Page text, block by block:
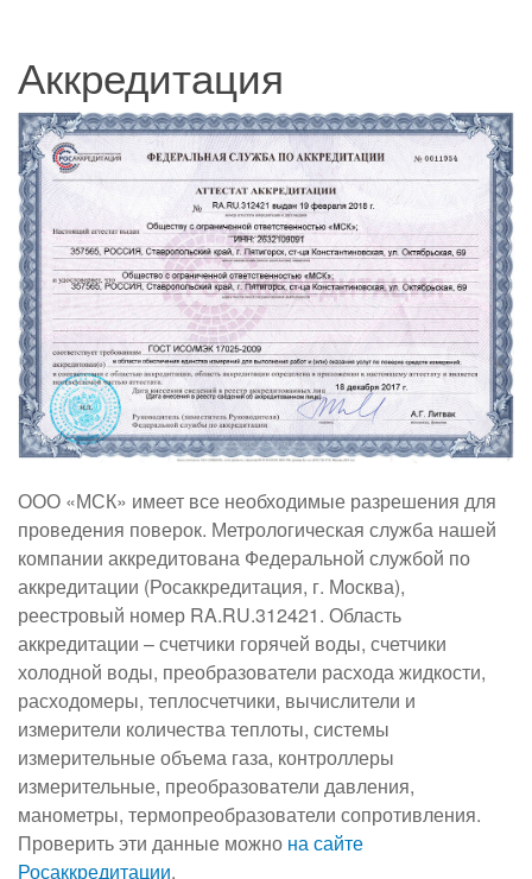
Аккредитация
ООО «МСК» имеет все необходимые разрешения для
проведения поверок. Метрологическая служба нашей
компании аккредитована Федеральной службой по
аккредитации (Росаккредитация, г. Москва),
реестровый номер RA.RU.312421. Область
аккредитации – счетчики горячей воды, счетчики
холодной воды, преобразователи расхода жидкости,
расходомеры, теплосчетчики, вычислители и
измерители количества теплоты, системы
измерительные объема газа, контроллеры
измерительные, преобразователи давления,
манометры, термопреобразователи сопротивления.
Проверить эти данные можно на сайте
Росаккредитации.